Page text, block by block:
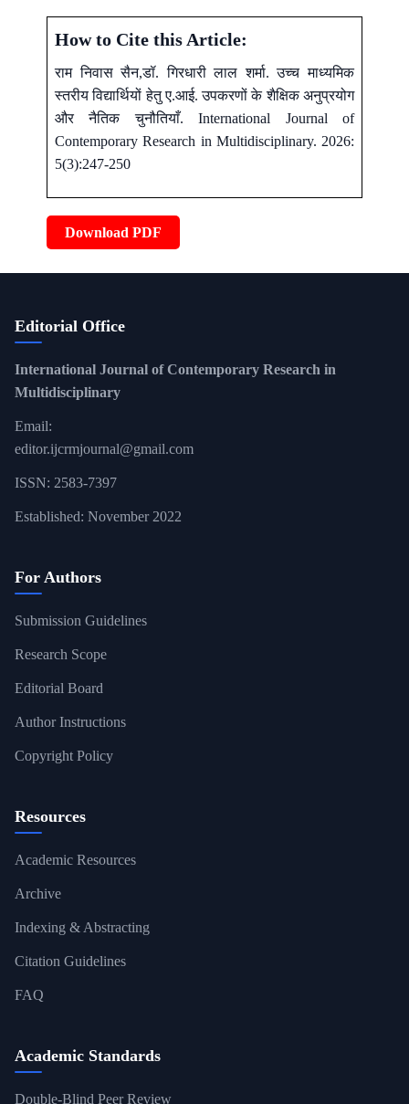
How to Cite this Article:
राम निवास सैन,डॉ. गिरधारी लाल शर्मा. उच्च माध्यमिक
स्तरीय विद्यार्थियों हेतु ए.आई. उपकरणों के शैक्षिक अनुप्रयोग
और नैतिक चुनौतियाँ. International Journal of
Contemporary Research in Multidisciplinary. 2026:
5(3):247-250
Download PDF
Editorial Office
International Journal of Contemporary Research in
Multidisciplinary
Email:
editor.ijcrmjournal@gmail.com
ISSN: 2583-7397
Established: November 2022
For Authors
Submission Guidelines
Research Scope
Editorial Board
Author Instructions
Copyright Policy
Resources
Academic Resources
Archive
Indexing & Abstracting
Citation Guidelines
FAQ
Academic Standards
Double-Blind Peer Review